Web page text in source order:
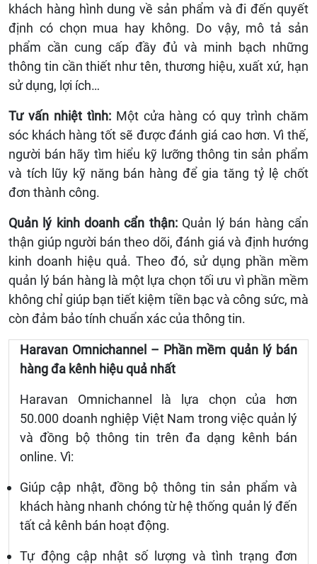
khách hàng hình dung về sản phẩm và đi đến quyết
định có chọn mua hay không. Do vậy, mô tả sản
phẩm cần cung cấp đầy đủ và minh bạch những
thông tin cần thiết như tên, thương hiệu, xuất xứ, hạn
sử dụng, lợi ích…
Tư vấn nhiệt tình:Một cửa hàng có quy trình chăm
sóc khách hàng tốt sẽ được đánh giá cao hơn. Vì thế,
người bán hãy tìm hiểu kỹ lưỡng thông tin sản phẩm
và tích lũy kỹ năng bán hàng để gia tăng tỷ lệ chốt
đơn thành công.
Quản lý kinh doanh cẩn thận: Quản lý bán hàng cẩn
thận giúp người bán theo dõi, đánh giá và định hướng
kinh doanh hiệu quả. Theo đó, sử dụng phần mềm
quản lý bán hàng là một lựa chọn tối ưu vì phần mềm
không chỉ giúp bạn tiết kiệm tiền bạc và công sức, mà
còn đảm bảo tính chuẩn xác của thông tin.
Haravan Omnichannel – Phần mềm quản lý bán
hàng đa kênh hiệu quả nhất
Haravan Omnichannel là lựa chọn của hơn
50.000 doanh nghiệp Việt Nam trong việc quản lý
và đồng bộ thông tin trên đa dạng kênh bán
online. Vì:
Giúp cập nhật, đồng bộ thông tin sản phẩm và
khách hàng nhanh chóng từ hệ thống quản lý đến
tất cả kênh bán hoạt động.
Tự động cập nhật số lượng và tình trạng đơn